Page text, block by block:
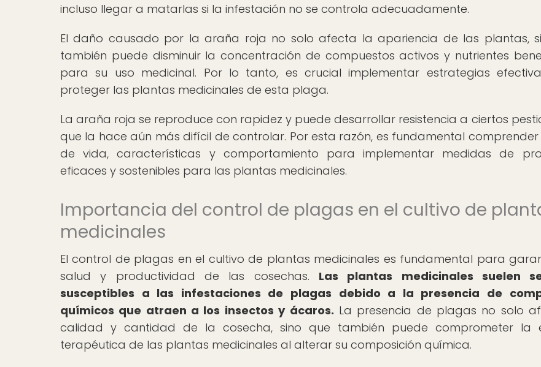
incluso llegar a matarlas si la infestación no se controla adecuadamente.
El daño causado por la araña roja no solo afecta la apariencia de las plantas,
también puede disminuir la concentración de compuestos activos y nutrientes
para su uso medicinal. Por lo tanto, es crucial implementar estrategias
proteger las plantas medicinales de esta plaga.
La araña roja se reproduce con rapidez y puede desarrollar resistencia a ciertos
que la hace aún más difícil de controlar. Por esta razón, es fundamental comprender
de vida, características y comportamiento para implementar medidas de
eficaces y sostenibles para las plantas medicinales.
Importancia del control de plagas en el cultivo de
medicinales
El control de plagas en el cultivo de plantas medicinales es fundamental para
salud y productividad de las cosechas. Las plantas medicinales suelen
susceptibles a las infestaciones de plagas debido a la presencia de
químicos que atraen a los insectos y ácaros. La presencia de plagas no solo
calidad y cantidad de la cosecha, sino que también puede comprometer la
terapéutica de las plantas medicinales al alterar su composición química.